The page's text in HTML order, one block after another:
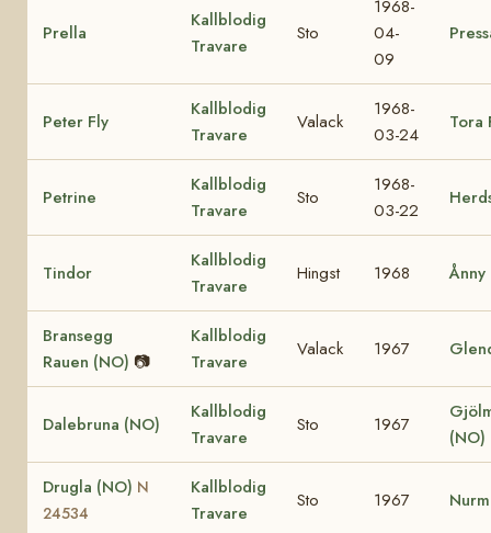
Prella
Kallblodig
Travare
Sto
1968-
04-
09
Peter Fly
Kallblodig
Travare
Valack
1968-
03-24
Tora
Petrine
Kallblodig
Travare
Sto
1968-
03-22
Tindor
Kallblodig
Travare
Hingst 1968 Ånny
Bransegg
Rauen (NO) 📷
Kallblodig
Travare
Valack 1967
Dalebruna (NO)
Kallblodig
Travare
Sto 1967
(NO)
Drugla (NO) N
24534
Kallblodig
Travare
Sto 1967